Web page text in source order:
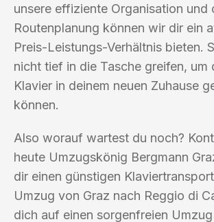
unsere effiziente Organisation und
Routenplanung können wir dir ein
Preis-Leistungs-Verhältnis bieten.
nicht tief in die Tasche greifen, um
Klavier in deinem neuen Zuhause
können.
Also worauf wartest du noch?
heute Umzugskönig Bergmann
dir einen günstigen
Umzug von Graz nach Reggio di
dich auf einen sorgenfreien